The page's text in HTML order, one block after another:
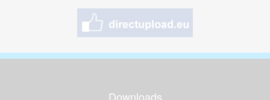
Downloads